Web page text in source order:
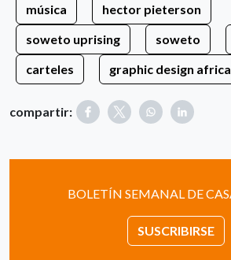
música
hector pieterson
soweto uprising
soweto
carteles
graphic design africa
compartir:
BOLETÍN SEMANAL DE
SUSCRIBIRSE